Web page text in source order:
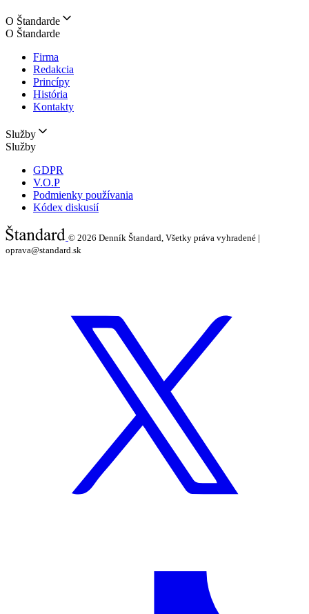
O Štandarde
O Štandarde
Firma
Redakcia
Princípy
História
Kontakty
Služby
Služby
GDPR
V.O.P
Podmienky používania
Kódex diskusií
© 2026 Denník Štandard, Všetky práva vyhradené |
oprava@standard.sk